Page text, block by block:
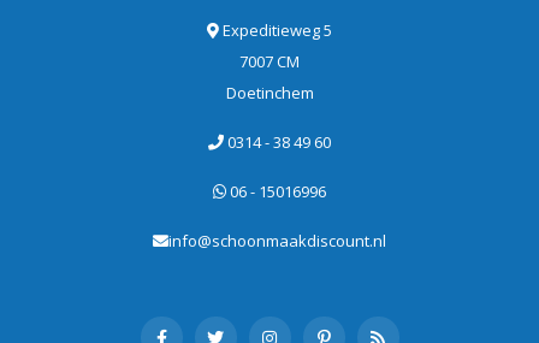
Expeditieweg 5
7007 CM
Doetinchem
0314 - 38 49 60
06 - 15016996
info@schoonmaakdiscount.nl